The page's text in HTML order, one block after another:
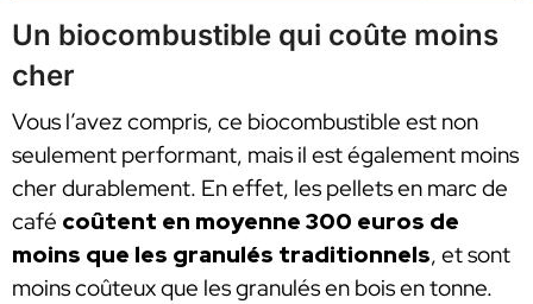
Un biocombustible qui coûte moins
cher
Vous l’avez compris, ce biocombustible est non
seulement performant, mais il est également moins
cher durablement. En effet, les pellets en marc de
café coûtent en moyenne 300 euros de
moins que les granulés traditionnels, et sont
moins coûteux que les granulés en bois en tonne.